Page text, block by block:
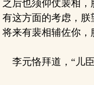
之后也须仰仗裴相
有这方面的考虑，朕
将来有裴相辅佐你，
李元恪拜道，“儿